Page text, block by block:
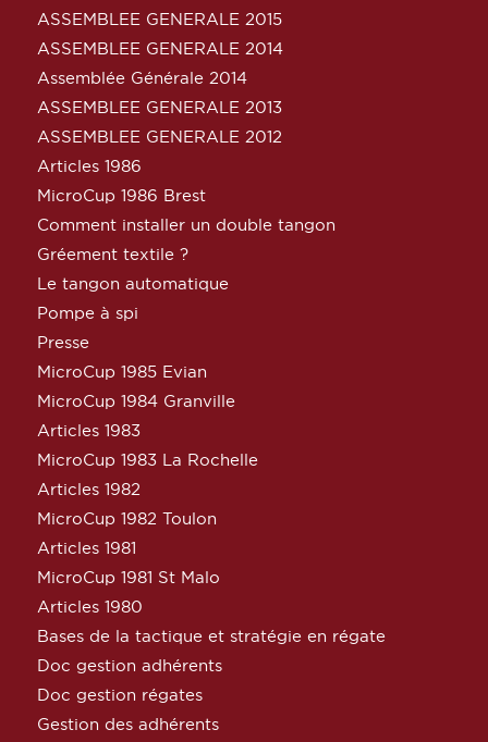
ASSEMBLEE GENERALE 2015
ASSEMBLEE GENERALE 2014
Assemblée Générale 2014
ASSEMBLEE GENERALE 2013
ASSEMBLEE GENERALE 2012
Articles 1986
MicroCup 1986 Brest
Comment installer un double tangon
Gréement textile ?
Le tangon automatique
Pompe à spi
Presse
MicroCup 1985 Evian
MicroCup 1984 Granville
Articles 1983
MicroCup 1983 La Rochelle
Articles 1982
MicroCup 1982 Toulon
Articles 1981
MicroCup 1981 St Malo
Articles 1980
Bases de la tactique et stratégie en régate
Doc gestion adhérents
Doc gestion régates
Gestion des adhérents